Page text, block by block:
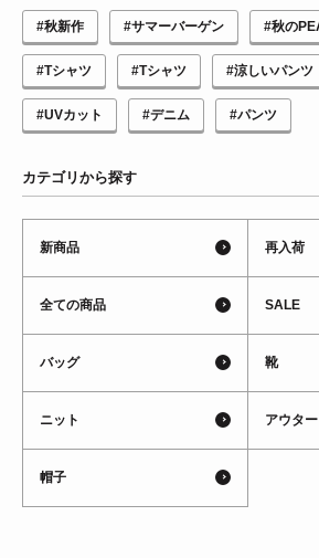
#秋新作 #サマーバーゲン #秋の
#Tシャツ #Tシャツ #涼しいパンツ
#UVカット #デニム #パンツ
カテゴリから探す
新商品 再入荷
全ての商品 SALE
バッグ 靴
ニット アウター
帽子